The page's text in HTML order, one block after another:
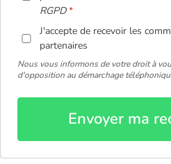
RGPD
J'accepte de recevoir les
partenaires
Nous vous informons de votre droit à
d'opposition au démarchage
Envoyer ma